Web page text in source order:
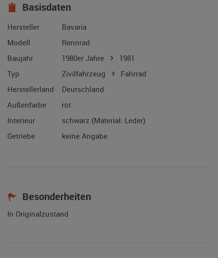
Basisdaten
Hersteller
Bavaria
Modell
Rennrad
Baujahr
1980er Jahre
1981
Typ
Zivilfahrzeug
Fahrrad
Herstellerland
Deutschland
Außenfarbe
rot
Interieur
schwarz (Material: Leder)
Getriebe
keine Angabe
Besonderheiten
In Originalzustand